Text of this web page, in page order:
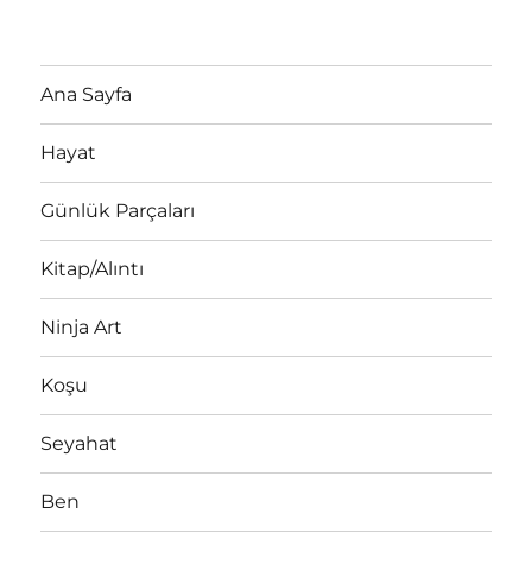
Ana Sayfa
Hayat
Günlük Parçaları
Kitap/Alıntı
Ninja Art
Koşu
Seyahat
Ben